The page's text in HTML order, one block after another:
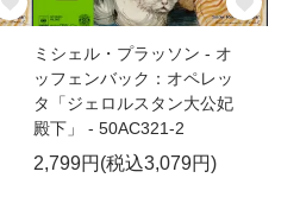
ミシェル・プラッソン - オ
ッフェンバック：オペレッ
タ「ジェロルスタン大公妃
殿下」 - 50AC321-2
2,799円(税込3,079円)